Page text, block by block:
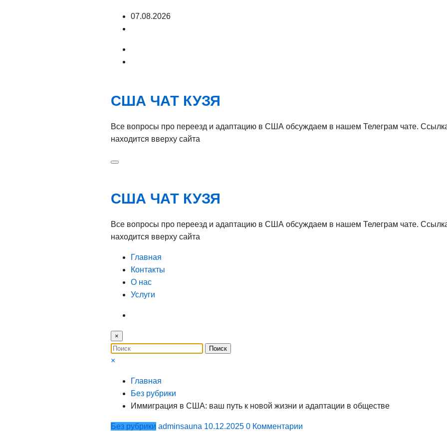
Перейти07.08.2026
США ЧАТ КУЗЯ
Все вопросы про переезд и адаптацию в США обсуждаем в нашем Телеграм чате.
находится вверху сайта
США ЧАТ КУЗЯ
Все вопросы про переезд и адаптацию в США обсуждаем в нашем Телеграм чате.
находится вверху сайта
Главная
Контакты
О нас
Услуги
×
×
Главная
Без рубрики
Иммиграция в США: ваш путь к новой жизни и адаптации в обществе
Без рубрики adminsauna 10.12.2025 0 Комментарии